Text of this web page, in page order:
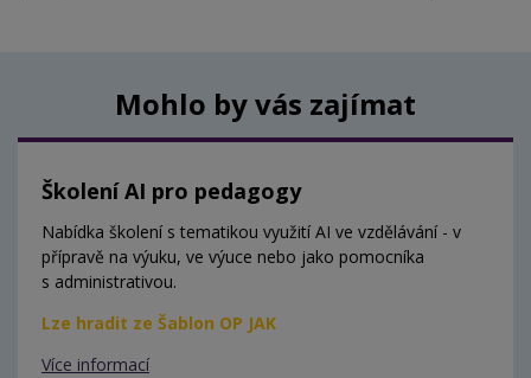
Mohlo by vás zajímat
Školení AI pro pedagogy
Nabídka školení s tematikou využití AI ve vzdělávání - v
přípravě na výuku, ve výuce nebo jako pomocníka
s administrativou.
Lze hradit ze Šablon OP JAK
Více informací